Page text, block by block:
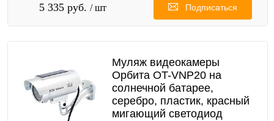
5 335 руб. / шт Подписаться
Муляж видеокамеры
Орбита OT-VNP20 на
солнечной батарее,
серебро, пластик, красный
мигающий светодиод